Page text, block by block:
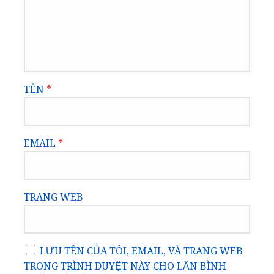
TÊN *
EMAIL *
TRANG WEB
LƯU TÊN CỦA TÔI, EMAIL, VÀ TRANG WEB
TRONG TRÌNH DUYỆT NÀY CHO LẦN BÌNH